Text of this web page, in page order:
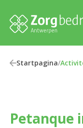
Startpagina/